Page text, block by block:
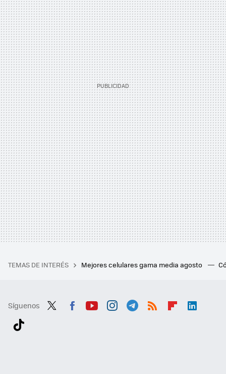
TEMAS DE INTERÉS Mejores celulares gama media agosto
Síguenos